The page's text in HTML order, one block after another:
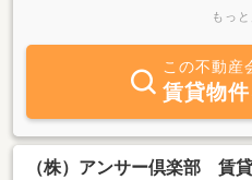
す物件を、ご紹介させて頂きます
もっ
この不動産
賃貸物
（株）アンサー倶楽部 賃